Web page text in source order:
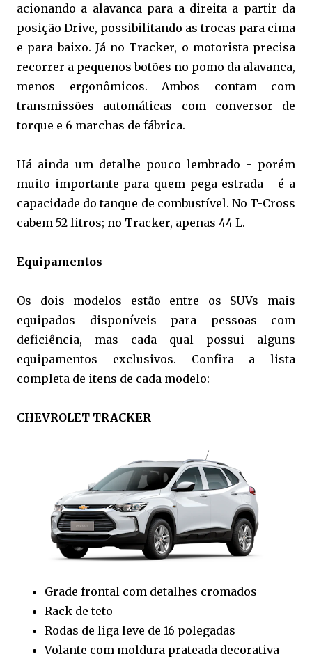
acionando a alavanca para a direita a partir da
posição Drive, possibilitando as trocas para cima
e para baixo. Já no Tracker, o motorista precisa
recorrer a pequenos botões no pomo da alavanca,
menos ergonômicos. Ambos contam com
transmissões automáticas com conversor de
torque e 6 marchas de fábrica.
Há ainda um detalhe pouco lembrado - porém
muito importante para quem pega estrada - é a
capacidade do tanque de combustível. No T-Cross
cabem 52 litros; no Tracker, apenas 44 L.
Equipamentos
Os dois modelos estão entre os SUVs mais
equipados disponíveis para pessoas com
deficiência, mas cada qual possui alguns
equipamentos exclusivos. Confira a lista
completa de itens de cada modelo:
CHEVROLET TRACKER
Grade frontal com detalhes cromados
Rack de teto
Rodas de liga leve de 16 polegadas
Volante com moldura prateada decorativa